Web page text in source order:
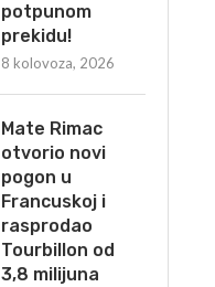
potpunom
prekidu!
8 kolovoza, 2026
Mate Rimac
otvorio novi
pogon u
Francuskoj i
rasprodao
Tourbillon od
3,8 milijuna